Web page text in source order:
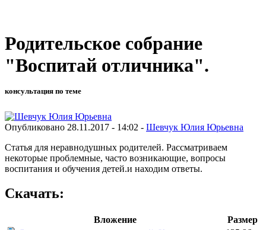
Родительское собрание
"Воспитай отличника".
консультация по теме
Опубликовано 28.11.2017 - 14:02 - Шевчук Юлия Юрьевна
Статья для неравнодушных родителей. Рассматриваем
некоторые проблемные, часто возникающие, вопросы
воспитания и обучения детей.и находим ответы.
Скачать:
Вложение
Размер